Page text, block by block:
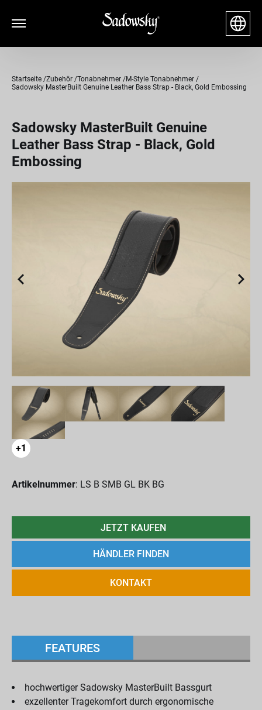
Startseite Zubehör Tonabnehmer
M-Style Tonabnehmer
Sadowsky MasterBuilt Genuine Leather Bass Strap - Black, Gold Embossing
Sadowsky MasterBuilt Genuine
Leather Bass Strap - Black, Gold
Embossing
+1
Artikelnummer: LS B SMB GL BK BG
JETZT KAUFEN
HÄNDLER FINDEN
KONTAKT
FEATURES
hochwertiger Sadowsky MasterBuilt Bassgurt
exzellenter Tragekomfort durch ergonomische